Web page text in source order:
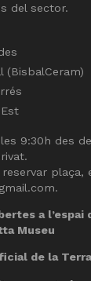
del sector.
(BisbalCeram)
9:30h des
plaça,
a l’espai
Museu
de la